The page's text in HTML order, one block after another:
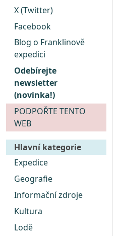
X (Twitter)
Facebook
Blog o Franklinově
expedici
Odebírejte
newsletter
(novinka!)
PODPOŘTE TENTO
WEB
Hlavní kategorie
Expedice
Geografie
Informační zdroje
Kultura
Lodě